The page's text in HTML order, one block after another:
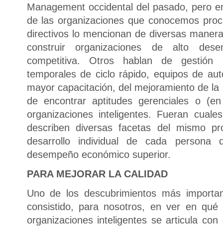
Management occidental del pasado, pero
de las organizaciones que conocemos
directivos lo mencionan de diversas
construir organizaciones de alto
competitiva. Otros hablan de gestión
temporales de ciclo rápido, equipos de
mayor capacitación, del mejoramiento de
de encontrar aptitudes gerenciales o
organizaciones inteligentes. Fueran
describen diversas facetas del mismo
desarrollo individual de cada persona
desempeño económico superior.
PARA MEJORAR LA CALIDAD
Uno de los descubrimientos más
consistido, para nosotros, en ver en
organizaciones inteligentes se articula